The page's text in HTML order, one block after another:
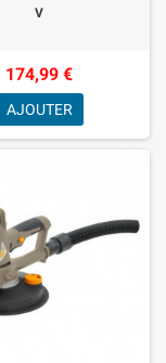
V
174,99 €
AJOUTER